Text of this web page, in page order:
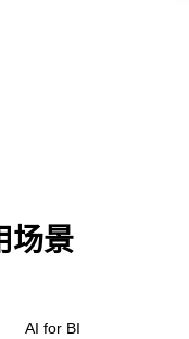
场景
AI for BI